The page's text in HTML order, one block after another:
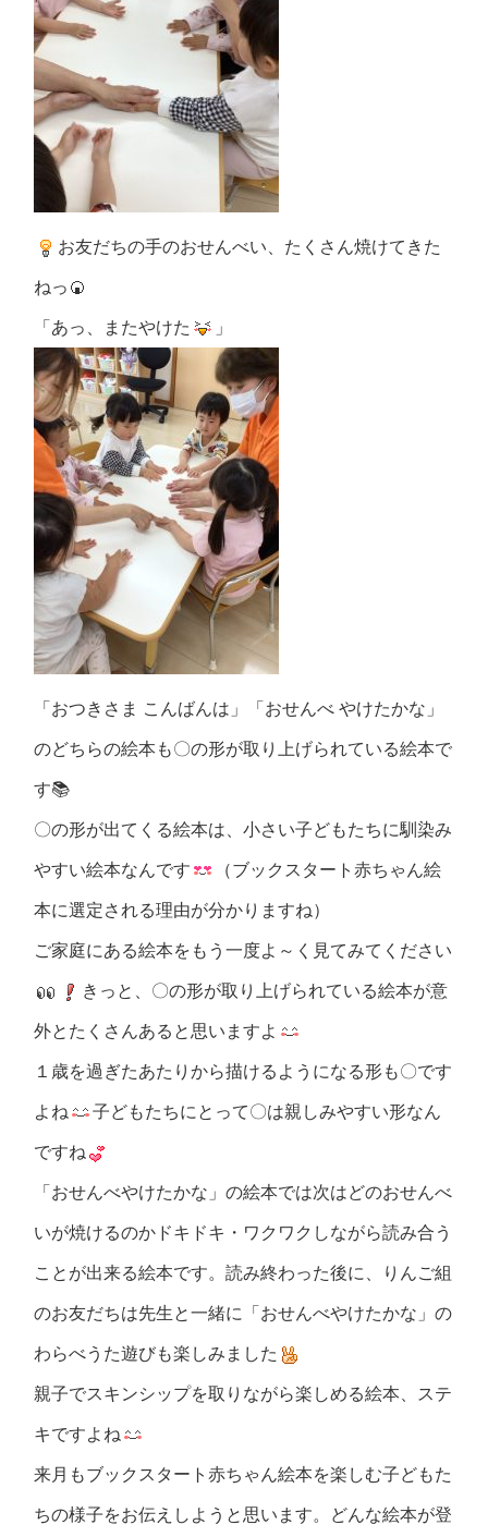
お友だちの手のおせんべい、たくさん焼けてきた
ねっ🍘
「あっ、またやけた 」
「おつきさま こんばんは」「おせんべ やけたかな」
のどちらの絵本も〇の形が取り上げられている絵本で
す📚
〇の形が出てくる絵本は、小さい子どもたちに馴染み
やすい絵本なんです （ブックスタート赤ちゃん絵
本に選定される理由が分かりますね）
ご家庭にある絵本をもう一度よ～く見てみてください
きっと、〇の形が取り上げられている絵本が意
外とたくさんあると思いますよ
１歳を過ぎたあたりから描けるようになる形も〇です
よね 子どもたちにとって〇は親しみやすい形なん
ですね
「おせんべやけたかな」の絵本では次はどのおせんべ
いが焼けるのかドキドキ・ワクワクしながら読み合う
ことが出来る絵本です。読み終わった後に、りんご組
のお友だちは先生と一緒に「おせんべやけたかな」の
わらべうた遊びも楽しみました
親子でスキンシップを取りながら楽しめる絵本、ステ
キですよね
来月もブックスタート赤ちゃん絵本を楽しむ子どもた
ちの様子をお伝えしようと思います。どんな絵本が登